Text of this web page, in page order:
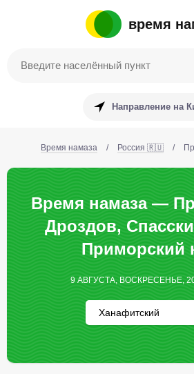
время
Направление на
Время намаза / Россия 🇷🇺 /
Время намаза —
Дроздов,
Приморский
9 АВГУСТА, ВОСКРЕСЕНЬЕ,